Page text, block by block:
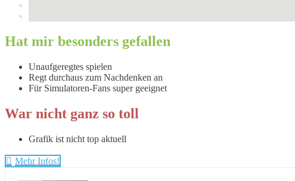
Hat mir besonders gefallen
Unaufgeregtes spielen
Regt durchaus zum Nachdenken an
Für Simulatoren-Fans super geeignet
War nicht ganz so toll
Grafik ist nicht top aktuell
Mehr Infos!